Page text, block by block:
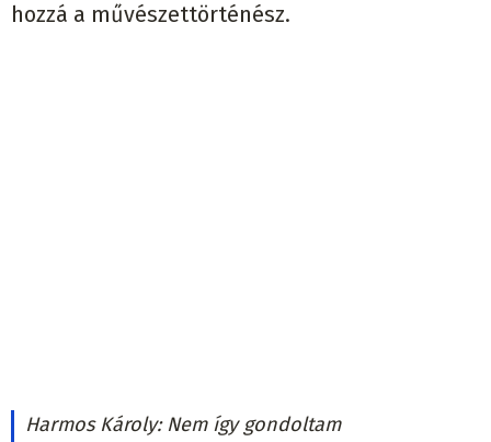
hozzá a művészettörténész.
Harmos Károly: Nem így gondoltam